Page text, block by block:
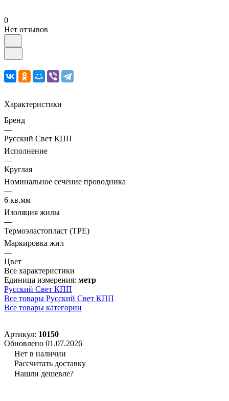
0
Нет отзывов
Характеристики
Бренд
—
Русский Свет КПП
Исполнение
—
Круглая
Номинальное сечение проводника
—
6 кв.мм
Изоляция жилы
—
Термоэластопласт (TPE)
Маркировка жил
—
Цвет
Все характеристики
Единица измерения: метр
Русский Свет КПП
Все товары Русский Свет КПП
Все товары категории
Артикул: 10150
Обновлено 01.07.2026
Нет в наличии
Рассчитать доставку
Нашли дешевле?